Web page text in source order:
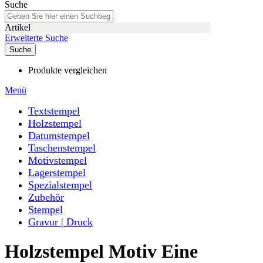
Suche
Artikel
Erweiterte Suche
Suche
Produkte vergleichen
Menü
Textstempel
Holzstempel
Datumstempel
Taschenstempel
Motivstempel
Lagerstempel
Spezialstempel
Zubehör
Stempel
Gravur | Druck
Holzstempel Motiv Eine